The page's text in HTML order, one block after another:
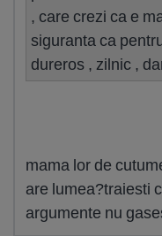
, care crezi ca e
siguranta ca
dureros , zilnic ,
mama lor de
are lumea?traiesti
argumente nu